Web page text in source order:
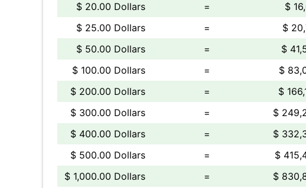
$ 20.00 Dollars
=
$
$ 25.00 Dollars
=
$
$ 50.00 Dollars
=
$
$ 100.00 Dollars
=
$
$ 200.00 Dollars
=
$
$ 300.00 Dollars
=
$
$ 400.00 Dollars
=
$
$ 500.00 Dollars
=
$
$ 1,000.00 Dollars
= $